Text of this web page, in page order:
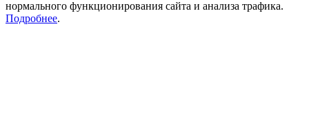
нормального функционирования сайта и анализа трафика.
Подробнее.